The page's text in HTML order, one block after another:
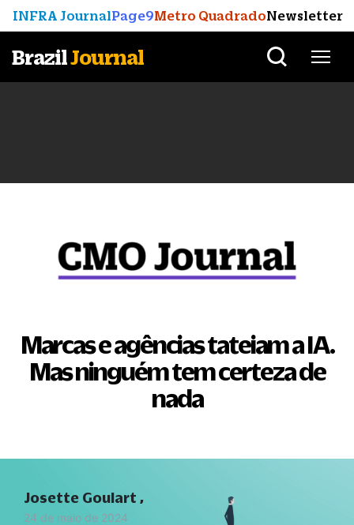
INFRA JournalPage9Metro QuadradoNewsletter
BrazilJournal
Marcas e agências tateiam a IA.
Mas ninguém tem certeza de
nada
24 de maio de 2024
Josette Goulart